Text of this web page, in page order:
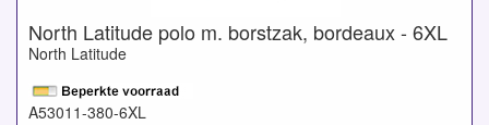
North Latitude polo m. borstzak, bordeaux - 6XL
North Latitude
A53011-380-6XL